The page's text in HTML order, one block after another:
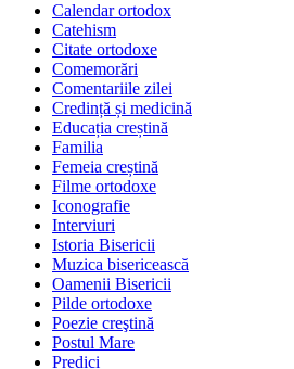
Calendar ortodox
Catehism
Citate ortodoxe
Comemorări
Comentariile zilei
Credință și medicină
Educația creștină
Familia
Femeia creștină
Filme ortodoxe
Iconografie
Interviuri
Istoria Bisericii
Muzica bisericească
Oamenii Bisericii
Pilde ortodoxe
Poezie creştină
Postul Mare
Predici